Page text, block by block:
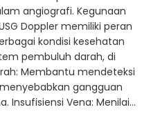
angiografi. Kegunaan
Doppler memiliki peran
kondisi kesehatan
pembuluh darah, di
Membantu mendeteksi
gangguan
Insufisiensi Vena: Menilai…